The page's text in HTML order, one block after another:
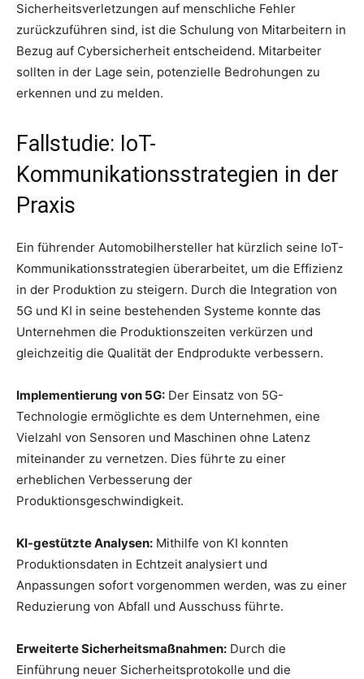
Sicherheitsverletzungen auf menschliche Fehler
zurückzuführen sind, ist die Schulung von Mitarbeitern in
Bezug auf Cybersicherheit entscheidend. Mitarbeiter
sollten in der Lage sein, potenzielle Bedrohungen zu
erkennen und zu melden.
Fallstudie: IoT-
Kommunikationsstrategien in der
Praxis
Ein führender Automobilhersteller hat kürzlich seine IoT-
Kommunikationsstrategien überarbeitet, um die Effizienz
in der Produktion zu steigern. Durch die Integration von
5G und KI in seine bestehenden Systeme konnte das
Unternehmen die Produktionszeiten verkürzen und
gleichzeitig die Qualität der Endprodukte verbessern.
Implementierung von 5G: Der Einsatz von 5G-
Technologie ermöglichte es dem Unternehmen, eine
Vielzahl von Sensoren und Maschinen ohne Latenz
miteinander zu vernetzen. Dies führte zu einer
erheblichen Verbesserung der
Produktionsgeschwindigkeit.
KI-gestützte Analysen: Mithilfe von KI konnten
Produktionsdaten in Echtzeit analysiert und
Anpassungen sofort vorgenommen werden, was zu einer
Reduzierung von Abfall und Ausschuss führte.
Erweiterte Sicherheitsmaßnahmen: Durch die
Einführung neuer Sicherheitsprotokolle und die